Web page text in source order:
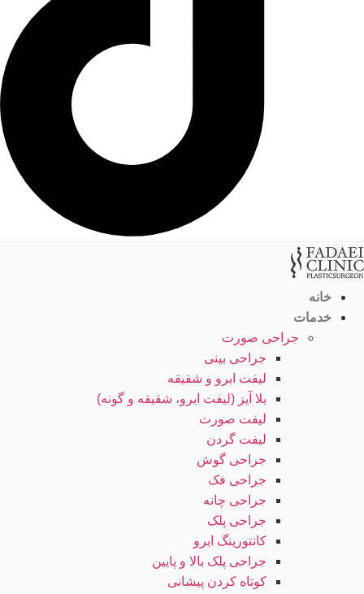
خانه
خدمات
جراحی صورت
جراحی بینی
لیفت ابرو و شقیقه
بلا آیز (لیفت ابرو، شقیقه و گونه)
لیفت صورت
لیفت گردن
جراحی گوش
جراحی فک
جراحی چانه
جراحی پلک
کانتورینگ ابرو
جراحی پلک بالا و پایین
کوتاه کردن پیشانی